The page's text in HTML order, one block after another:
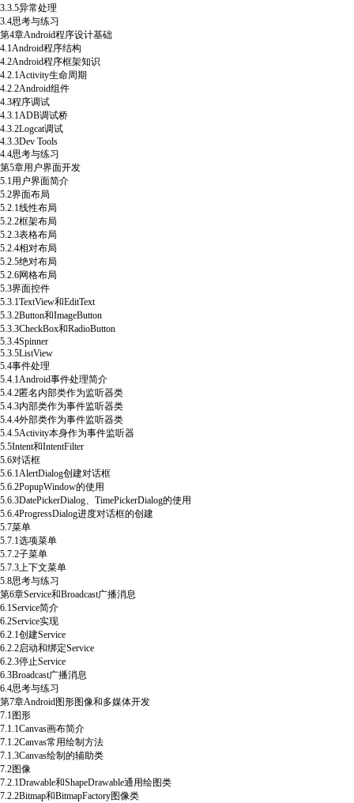
3.3.5异常处理
3.4思考与练习
第4章Android程序设计基础
4.1Android程序结构
4.2Android程序框架知识
4.2.1Activity生命周期
4.2.2Android组件
4.3程序调试
4.3.1ADB调试桥
4.3.2Logcat调试
4.3.3Dev Tools
4.4思考与练习
第5章用户界面开发
5.1用户界面简介
5.2界面布局
5.2.1线性布局
5.2.2框架布局
5.2.3表格布局
5.2.4相对布局
5.2.5绝对布局
5.2.6网格布局
5.3界面控件
5.3.1TextView和EditText
5.3.2Button和ImageButton
5.3.3CheckBox和RadioButton
5.3.4Spinner
5.3.5ListView
5.4事件处理
5.4.1Android事件处理简介
5.4.2匿名内部类作为监听器类
5.4.3内部类作为事件监听器类
5.4.4外部类作为事件监听器类
5.4.5Activity本身作为事件监听器
5.5Intent和IntentFilter
5.6对话框
5.6.1AlertDialog创建对话框
5.6.2PopupWindow的使用
5.6.3DatePickerDialog、TimePickerDialog的使用
5.6.4ProgressDialog进度对话框的创建
5.7菜单
5.7.1选项菜单
5.7.2子菜单
5.7.3上下文菜单
5.8思考与练习
第6章Service和Broadcast广播消息
6.1Service简介
6.2Service实现
6.2.1创建Service
6.2.2启动和绑定Service
6.2.3停止Service
6.3Broadcast广播消息
6.4思考与练习
第7章Android图形图像和多媒体开发
7.1图形
7.1.1Canvas画布简介
7.1.2Canvas常用绘制方法
7.1.3Canvas绘制的辅助类
7.2图像
7.2.1Drawable和ShapeDrawable通用绘图类
7.2.2Bitmap和BitmapFactory图像类